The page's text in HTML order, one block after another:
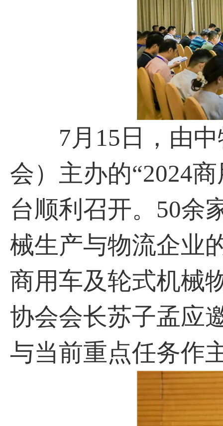
7月15日，由中
会）主办的“2024
台顺利召开。50余
械生产与物流企业
商用车及轮式机械
协会会长苏子孟应
与当前重点任务作